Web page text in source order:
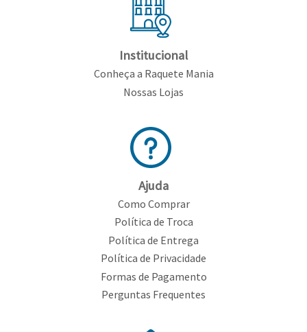
Institucional
Conheça a Raquete Mania
Nossas Lojas
Ajuda
Como Comprar
Política de Troca
Política de Entrega
Política de Privacidade
Formas de Pagamento
Perguntas Frequentes